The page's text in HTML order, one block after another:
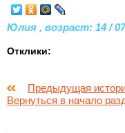
Юлия , возраст: 14 /
Отклики:
Предыдущая
Вернуться в начало